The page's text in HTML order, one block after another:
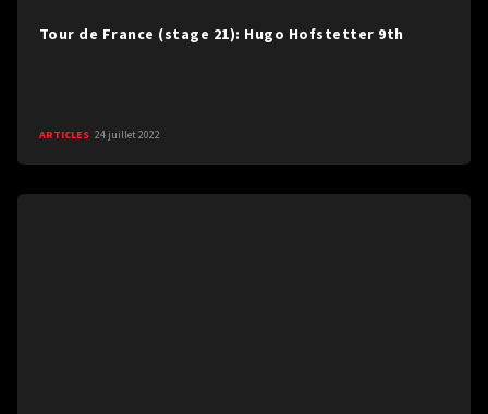
Tour de France (stage 21): Hugo Hofstetter 9th
ARTICLES 24 juillet 2022